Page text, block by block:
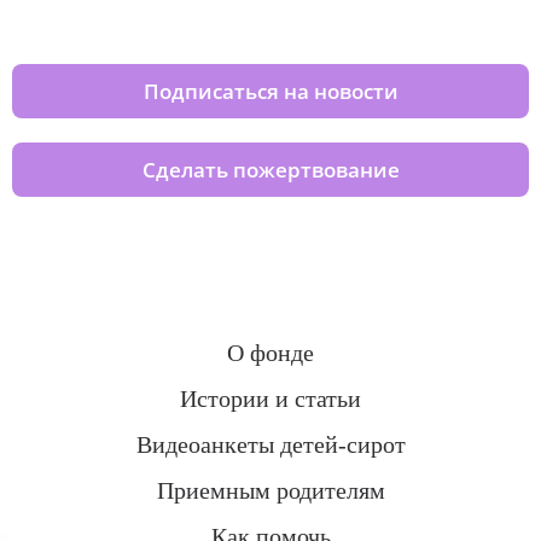
Подписаться на новости
Сделать пожертвование
О фонде
Истории и статьи
Видеоанкеты детей-сирот
Приемным родителям